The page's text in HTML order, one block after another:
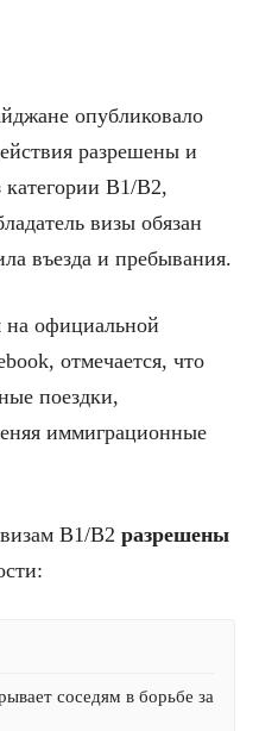
опубликовало
разрешены и
B1/B2,
визы обязан
въезда и пребывания.
официальной
отмечается, что
поездки,
иммиграционные
B1/B2 разрешены
соседям в борьбе за